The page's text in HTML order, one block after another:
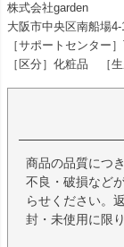
株式会社garden
大阪市中央区南船場4-
［サポートセンター
［区分］化粧品 ［
商品の品質につ
不良・破損など
らせください。
封・未使用に限